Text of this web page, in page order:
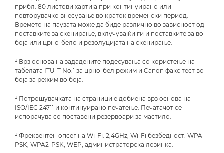
прибл. 80 листови хартија при континуирано или
повторувачко внесување во краток временски период.
Времето на паузата може да биде различно во зависност од
поставките за скенирање, вклучувајќи ги и поставките за во
боја или црно-бело и резолуцијата на скенирање.
¹ Врз основа на зададените подесувања со користење на
табелата ITU-T No.1 за црно-бел режим и Canon факс тест во
боја за режим во боја.
¹ Потрошувачката на страници е добиена врз основа на
ISO/IEC 24711 и континуирано печатење. Печатачот се
испорачува со поставени резервоари за мастило.
¹ Фреквентен опсег на Wi-Fi: 2,4GHz, Wi-Fi безбедност: WPA-
PSK, WPA2-PSK, WEP, администраторска лозинка.